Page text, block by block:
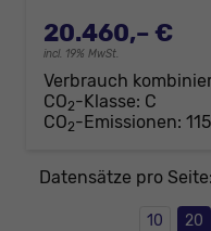
20.460,– €
incl. 19% MwSt.
Verbrauch
CO2-Klasse: C
CO2-Emissionen:
Datensätze pro Seite:
10 20